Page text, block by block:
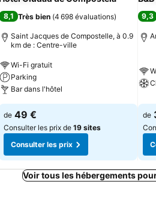
8,1 Très bien (4 698 évaluations)
Saint Jacques de Compostelle, à 0.9
km de : Centre-ville
Wi-Fi gratuit
Parking
Bar dans l'hôtel
de 49 €
Consulter les prix de 19 sites
Consulter les prix
9,3
de
Voir tous les hébergements